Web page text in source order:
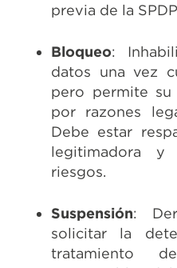
previa de la
Bloqueo:
datos una vez
pero permite su
por razones
Debe estar
legitimadora y
riesgos.
Suspensión:
solicitar la
tratamiento